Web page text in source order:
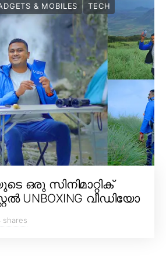
& MOBILES TECH
ഒരു സിനിമാറ്റിക്
UNBOXING വീഡിയോ
shares